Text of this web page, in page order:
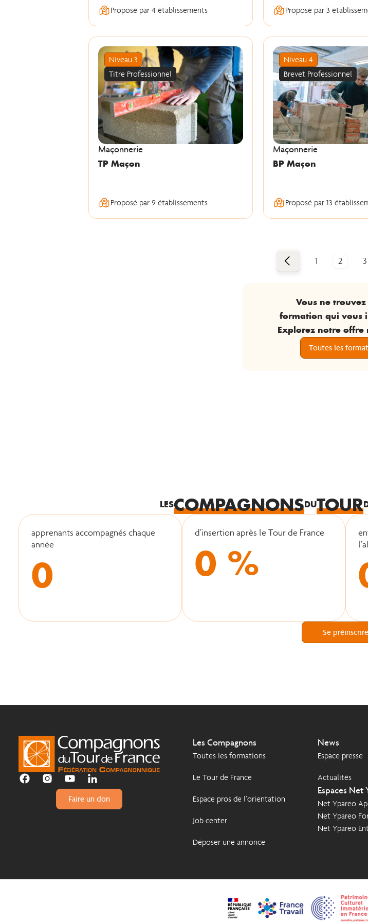
Proposé par 4 établissements Proposé par 3
Niveau 3
Titre Professionnel
Maçonnerie
TP Maçon
Proposé par 9 établissements
Niveau 4
Brevet Professionnel
Maçonnerie
BP Maçon
Proposé par 13
Précédent1 2 3
Vous ne
formation qui vous
Explorez notre offre
Toutes les
LESCOMPAGNONSDUTOUR
apprenants accompagnés chaque
année
0
d’insertion après le Tour de France
0 %
Se préinscrire
Faire un don
Les Compagnons
Toutes les formations
Le Tour de France
Espace pros de l’orientation
Job center
Déposer une annonce
News
Espace presse
Actualités
Espaces Net
Net Ypareo
Net Ypareo
Net Ypareo